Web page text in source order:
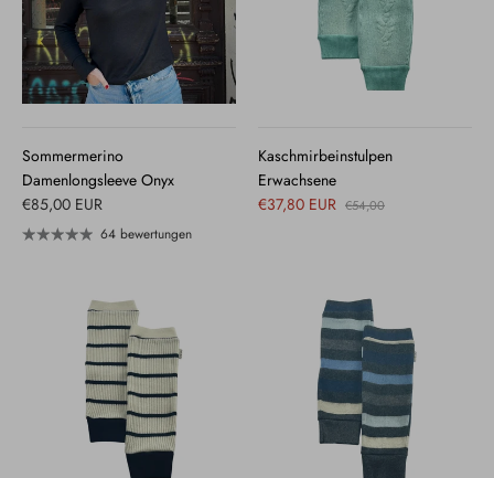
Sommermerino
Damenlongsleeve Onyx
€85,00 EUR
64 bewertungen
Kaschmirbeinstulpen
Erwachsene
€37,80 EUR €54,00